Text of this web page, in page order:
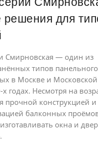
решения для
Смирновская — один из
типов
в Москве и Московской
годах. Несмотря на
прочной конструкцией и
балконных
окна и